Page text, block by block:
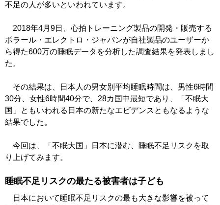
不足の人が多いといわれています。
2018年4月9日、心拍トレーニング製品の開発・販売する
ポラール・エレクトロ・ジャパンが自社製品のユーザーか
ら得た600万の睡眠データを分析した調査結果を発表しまし
た。
その結果は、日本人の男女別平均睡眠時間は、男性6時間
30分、女性6時間40分で、28カ国中最短であり、「不眠大
国」ともいわれる日本の新たなエビデンスともなるような
結果でした。
今回は、「不眠大国」日本に潜む、睡眠不足リスクを取
り上げてみます。
睡眠不足リスクの最たる被害者は子ども
日本において睡眠不足リスクの最も大きな影響を被って